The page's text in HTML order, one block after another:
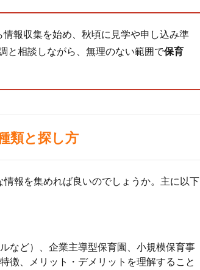
報収集を始め、秋頃に見学や申し込み準
と相談しながら、無理のない範囲で保育
類と探し方
報を集めれば良いのでしょうか。主に以下
など）、企業主導型保育園、小規模保育事
徴、メリット・デメリットを理解すること